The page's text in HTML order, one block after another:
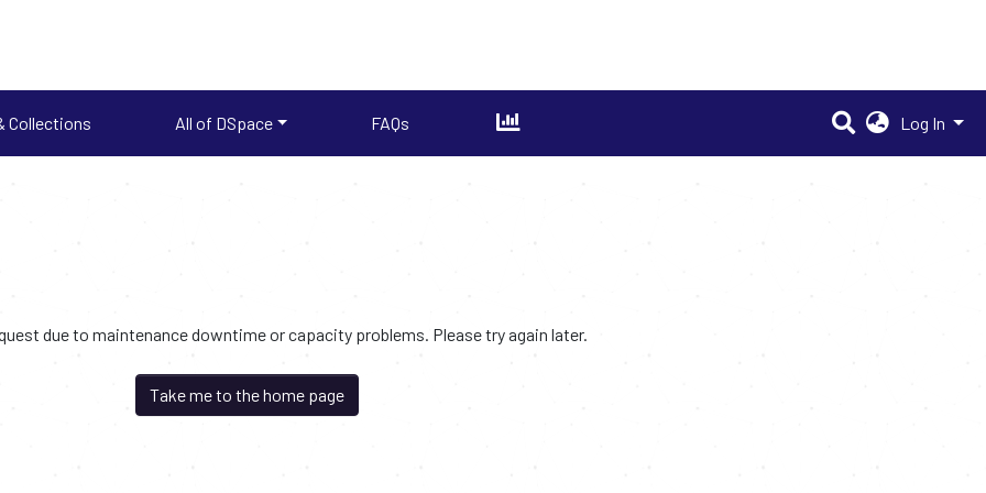
Collections All of DSpace FAQs Log In
due to maintenance downtime or capacity problems. Please try again later.
Take me to the home page